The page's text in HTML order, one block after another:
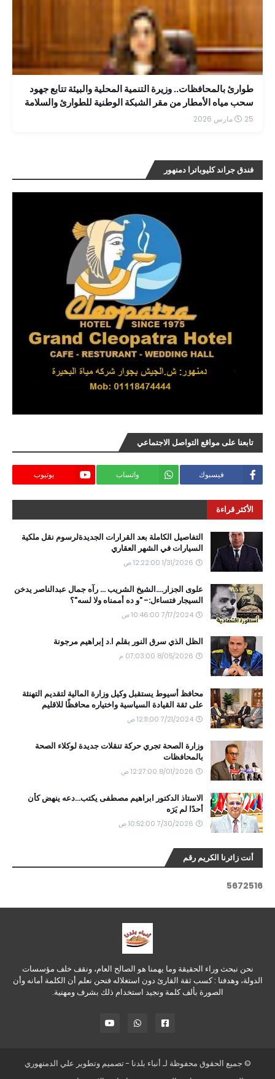
طوارئ بالمحافظات.. وزيرة التنمية المحلية والبيئة تتابع جهود
سحب مياه الأمطار من مقر الشبكة الوطنية للطوارئ والسلامة
25 مارس 2026
فندق جراند كليوباترا دمنهور
تابعنا على مواقع التواصل الاجتماعي
فيسبوك واتساب يوتيوب
الأكثر قراءة
التفاصيل الكاملة بعد القرارات الجديدةلرسوم نقل ملكية
السيارات في الشهر العقاري
1/31/2026 12:22:00 ص
علوى الجزار....الشيخ الشريب ... رآه جمال عبدالناصر يدخن
السيجار فتساءل:- "و ده أممناه ولا لسه"؟
7/17/2024 10:46:00 ص
الظل الذي سرق النور بقلم ا.د إبراهيم مرجونة
8/05/2026 07:03:00 م
محافظ أسيوط يستقبل وكيل وزارة المالية لتقديم التهنئة
على ثقة القيادة السياسية واختياره محافظًا للاقليم
7/21/2024 12:11:00 ص
وزارة الصحة تجري حركة تنقلات جديدة لوكلاء الصحة
بالمحافظات
8/01/2026 12:27:00 ص
الاستاذ الدكتور ابراهيم مصطفى يكتب...دعه ينهض كأن
أحدًا لم يَرَه
7/30/2026 10:52:00 ص
أنت زائرنا الكريم رقم
5672516
نحن نبحث وراء الحقيقة وما يهمنا هو الصالح العام، ونقف خلف مؤسسات
الدولة، وهدفنا : كسب ثقة القارئ دون استغلاله فنحن نعلم أن الكلمة أمانه وأن
الصورة بألف كلمة ونجيد استخدام ذلك بشرف ومهنية.
© جميع الحقوق محفوظة لـ أنباء بلدنا - تصميم وتطوير علي الدمنهوري